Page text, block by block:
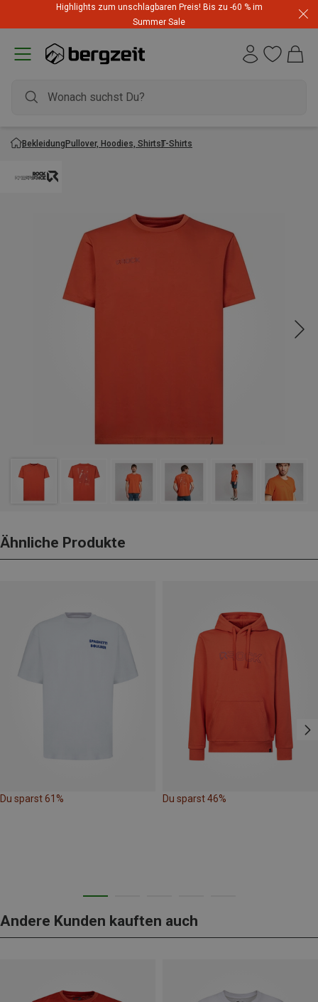
Highlights zum unschlagbaren Preis! Bis zu -60 % im
Summer Sale
BekleidungPullover, Hoodies, ShirtsT-Shirts
Ähnliche Produkte
Du sparst 61% Du sparst 46%
Andere Kunden kauften auch